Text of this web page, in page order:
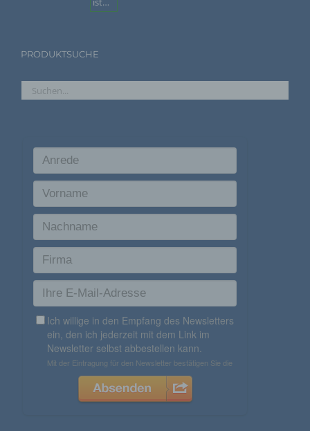
PRODUKTSUCHE
betroffene Person zu verstehen gibt, dass sie mit der
Verantwortlichen
mit datenschutzrechtlichem Charakter ist die:
Andrea Rindle
Prinzendamm 20
25436 Tornesch
494122407112
E-Mail: info@eventdekoration.eu
Cookies / SessionStorage / LocalStorage
Die Internetseiten verwenden teilweise so genannte Cookies,
LocalStorage und SessionStorage. Dies dient dazu, unser
Angebot nutzerfreundlicher, effektiver und sicherer zu
machen. Local Storage und SessionStorage ist eine